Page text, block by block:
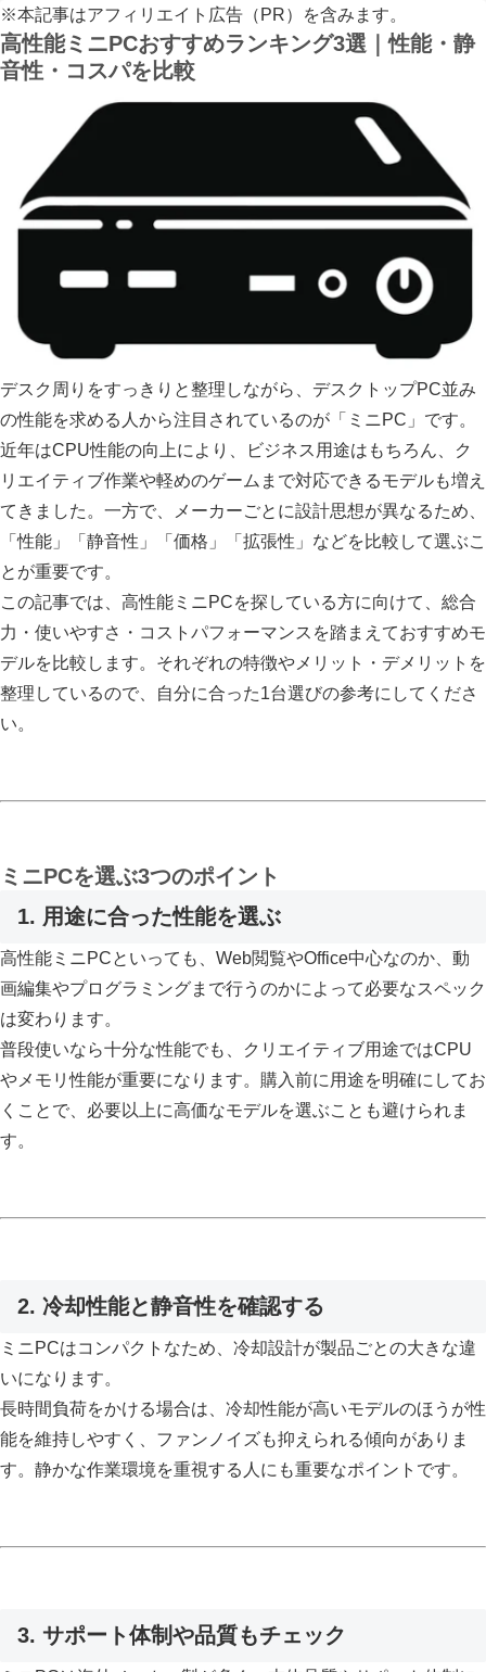
※本記事はアフィリエイト広告（PR）を含みます。
高性能ミニPCおすすめランキング3選｜性能・静
音性・コスパを比較
デスク周りをすっきりと整理しながら、デスクトップPC並み
の性能を求める人から注目されているのが「ミニPC」です。
近年はCPU性能の向上により、ビジネス用途はもちろん、ク
リエイティブ作業や軽めのゲームまで対応できるモデルも増え
てきました。一方で、メーカーごとに設計思想が異なるため、
「性能」「静音性」「価格」「拡張性」などを比較して選ぶこ
とが重要です。
この記事では、高性能ミニPCを探している方に向けて、総合
力・使いやすさ・コストパフォーマンスを踏まえておすすめモ
デルを比較します。それぞれの特徴やメリット・デメリットを
整理しているので、自分に合った1台選びの参考にしてくださ
い。
ミニPCを選ぶ3つのポイント
1. 用途に合った性能を選ぶ
高性能ミニPCといっても、Web閲覧やOffice中心なのか、動
画編集やプログラミングまで行うのかによって必要なスペック
は変わります。
普段使いなら十分な性能でも、クリエイティブ用途ではCPU
やメモリ性能が重要になります。購入前に用途を明確にしてお
くことで、必要以上に高価なモデルを選ぶことも避けられま
す。
2. 冷却性能と静音性を確認する
ミニPCはコンパクトなため、冷却設計が製品ごとの大きな違
いになります。
長時間負荷をかける場合は、冷却性能が高いモデルのほうが性
能を維持しやすく、ファンノイズも抑えられる傾向がありま
す。静かな作業環境を重視する人にも重要なポイントです。
3. サポート体制や品質もチェック